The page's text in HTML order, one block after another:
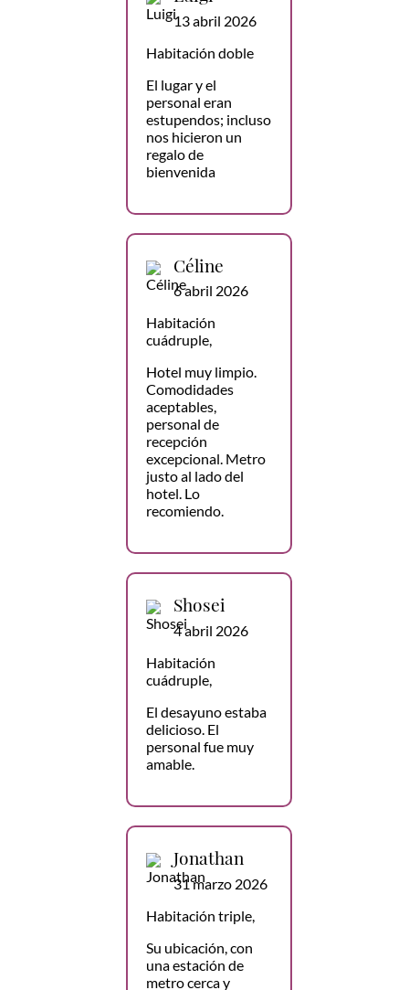
13 abril 2026
Habitación doble
El lugar y el
personal eran
estupendos; incluso
nos hicieron un
regalo de
bienvenida
Céline
6 abril 2026
Habitación
cuádruple,
Hotel muy limpio.
Comodidades
aceptables,
personal de
recepción
excepcional. Metro
justo al lado del
hotel. Lo
recomiendo.
Shosei
4 abril 2026
Habitación
cuádruple,
El desayuno estaba
delicioso. El
personal fue muy
amable.
Jonathan
31 marzo 2026
Habitación triple,
Su ubicación, con
una estación de
metro cerca y